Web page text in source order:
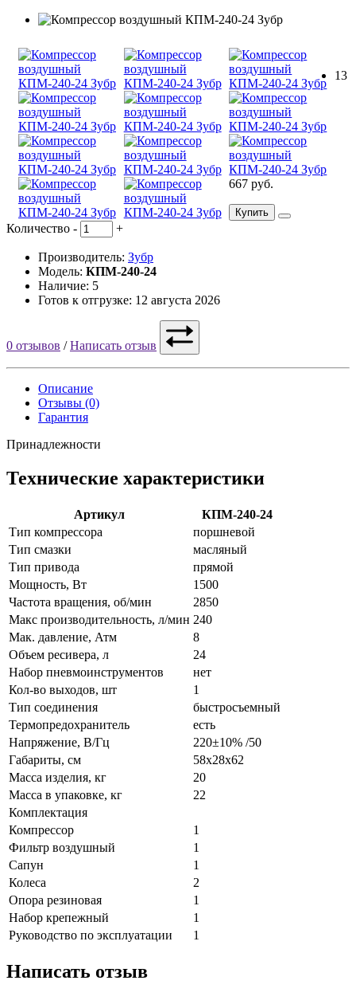
13
667 руб.
Купить
Количество - +
Производитель: Зубр
Модель: КПМ-240-24
Наличие: 5
Готов к отгрузке: 12 августа 2026
0 отзывов /Написать отзыв
Описание
Отзывы (0)
Гарантия
Принадлежности
Технические характеристики
Артикул
КПМ-240-24
Тип компрессора
порш­не­вой
Тип смазки
мас­ля­ный
Тип привода
пря­мой
Мощность, Вт
1500
Частота вращения, об/мин
2850
Макс производительность, л/мин 240
Мак. давление, Атм
8
Объем ресивера, л
24
Набор пневмоинструментов
нет
Кол-во выходов, шт
1
Тип соединения
бы­стро­съем­ный
Термопредохранитель
есть
Напряжение, В/Гц
220±10% /50
Габариты, см
58х28х62
Масса изделия, кг
20
Масса в упаковке, кг
22
Комплектация
Компрессор
1
Фильтр воздушный
1
Сапун
1
Колеса
2
Опора резиновая
1
Набор крепежный
1
Руководство по эксплуатации
1
Написать отзыв